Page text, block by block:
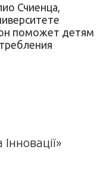
Счиенца,
поможет детям